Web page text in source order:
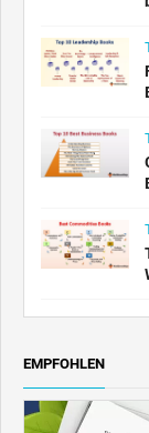
EMPFOHLEN